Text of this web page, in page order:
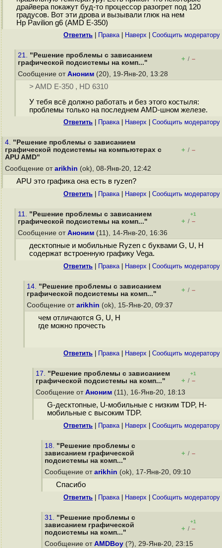
драйвера покажут буд-то процессор разогрет под 120
градусов. Вот эти дрова и вызывали глюк на нем
Hp Pavilion g6 (AMD E-350)
Ответить Правка| Наверх Cообщить модератору
21. "Решение проблемы с зависанием
графической подсистемы на комп..."
+ / –
Сообщение от Аноним (20), 19-Янв-20, 13:28
> AMD E-350 , HD 6310
У тебя всё должно работать и без этого костыля:
проблемы только на последнем AMD-шном железе.
Ответить Правка| Наверх Cообщить модератору
4. "Решение проблемы с зависанием
графической подсистемы на компьютерах с
APU AMD"
+ / –
Сообщение от arikhin (ok), 08-Янв-20, 12:42
APU это графика она есть в ryzen?
Ответить Правка| Наверх Cообщить модератору
11. "Решение проблемы с зависанием
графической подсистемы на комп..."
+1
+ / –
Сообщение от Аноним (11), 14-Янв-20, 16:36
десктопные и мобильные Ryzen с буквами G, U, H
содержат встроенную графику Vega.
Ответить Правка| Наверх Cообщить модератору
14. "Решение проблемы с зависанием
графической подсистемы на комп..."
+ / –
Сообщение от arikhin (ok), 15-Янв-20, 09:37
чем отличаются G, U, H
где можно прочесть
Ответить Правка| Наверх Cообщить модератору
17. "Решение проблемы с зависанием
графической подсистемы на комп..."
+1
+ / –
Сообщение от Аноним (11), 16-Янв-20, 18:13
G-десктопные, U-мобильные с низким TDP, H-
мобильные с высоким TDP.
Ответить Правка| Наверх Cообщить модератору
18. "Решение проблемы с
зависанием графической
подсистемы на комп..."
+ / –
Сообщение от arikhin (ok), 17-Янв-20, 09:10
Спасибо
Ответить Правка| Наверх Cообщить модератору
31. "Решение проблемы с
зависанием графической
подсистемы на комп..."
+1
+ / –
Сообщение от AMDBoy (?), 29-Янв-20, 23:15